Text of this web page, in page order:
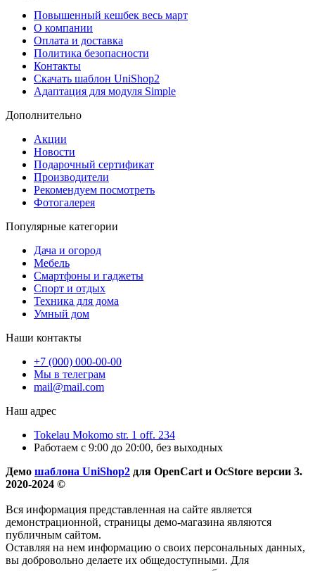
Повышенный кешбек весь март
О компании
Оплата и доставка
Политика безопасности
Контакты
Скачать шаблон UniShop2
Адаптация для модуля Simple
Дополнительно
Акции
Новости
Подарочный сертификат
Производители
Рекомендуем посмотреть
Фотогалерея
Популярные категории
Дача и огород
Мебель
Смартфоны и гаджеты
Спорт и отдых
Техника для дома
Умный дом
Наши контакты
+7 (000) 000-00-00
Мы в телеграм
mail@mail.com
Наш адрес
Tokelau Mokomo str. 1 off. 234
Работаем с 9:00 до 20:00, без выходных
Демо шаблона UniShop2 для OpenCart и OcStore версии 3.
2020-2024 ©
Вся информация представленная на сайте является
демонстрационной, страницы демо-магазина являются
публичным сайтом.
Оставляя на нем информацию о своих персональных данных,
вы добровольно делаете их общедоступными. Для